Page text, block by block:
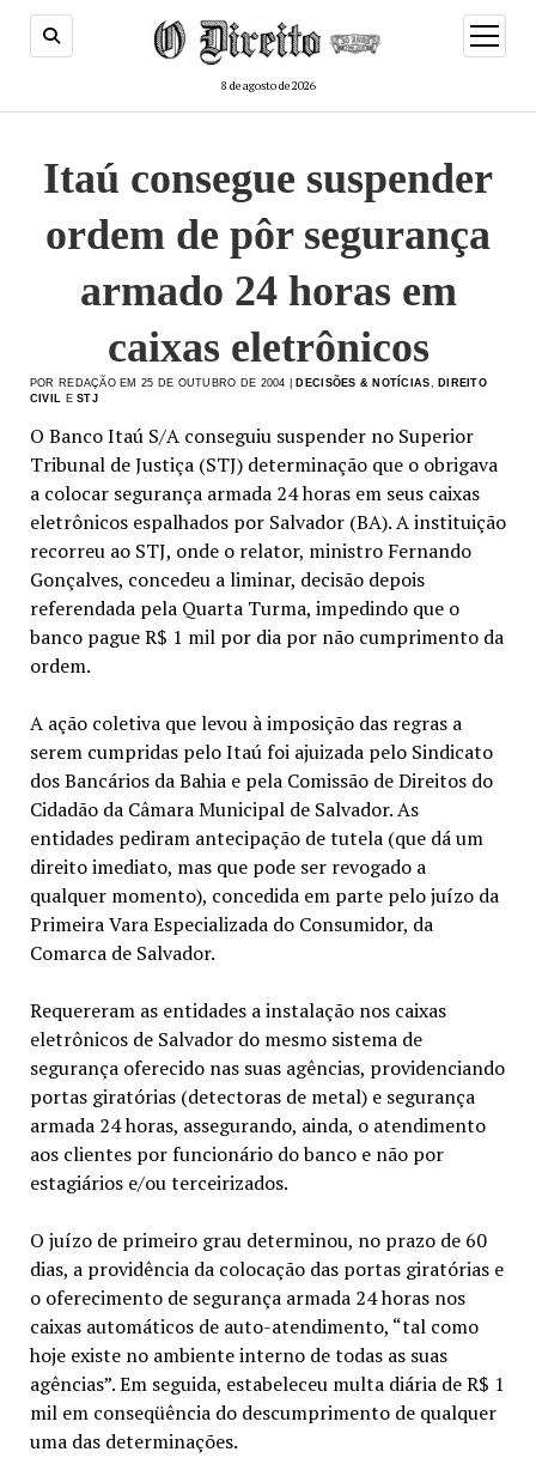
8 de agosto de 2026
menu
de
Itaú consegue suspender
ordem de pôr segurança
armado 24 horas em
caixas eletrônicos
POR REDAÇÃO EM 25 DE OUTUBRO DE 2004 | DECISÕES & NOTÍCIAS
DIREITO
CIVIL
ESTJ
O Banco Itaú S/A conseguiu suspender no Superior
Tribunal de Justiça (STJ) determinação que o obrigava
a colocar segurança armada 24 horas em seus caixas
eletrônicos espalhados por Salvador (BA). A instituição
recorreu ao STJ, onde o relator, ministro Fernando
Gonçalves, concedeu a liminar, decisão depois
referendada pela Quarta Turma, impedindo que o
banco pague R$ 1 mil por dia por não cumprimento da
ordem.
A ação coletiva que levou à imposição das regras a
serem cumpridas pelo Itaú foi ajuizada pelo Sindicato
dos Bancários da Bahia e pela Comissão de Direitos do
Cidadão da Câmara Municipal de Salvador. As
entidades pediram antecipação de tutela (que dá um
direito imediato, mas que pode ser revogado a
qualquer momento), concedida em parte pelo juízo da
Primeira Vara Especializada do Consumidor, da
Comarca de Salvador.
Requereram as entidades a instalação nos caixas
eletrônicos de Salvador do mesmo sistema de
segurança oferecido nas suas agências, providenciando
portas giratórias (detectoras de metal) e segurança
armada 24 horas, assegurando, ainda, o atendimento
aos clientes por funcionário do banco e não por
estagiários e/ou terceirizados.
O juízo de primeiro grau determinou, no prazo de 60
dias, a providência da colocação das portas giratórias e
o oferecimento de segurança armada 24 horas nos
caixas automáticos de auto-atendimento, “tal como
hoje existe no ambiente interno de todas as suas
agências”. Em seguida, estabeleceu multa diária de R$ 1
mil em conseqüência do descumprimento de qualquer
uma das determinações.